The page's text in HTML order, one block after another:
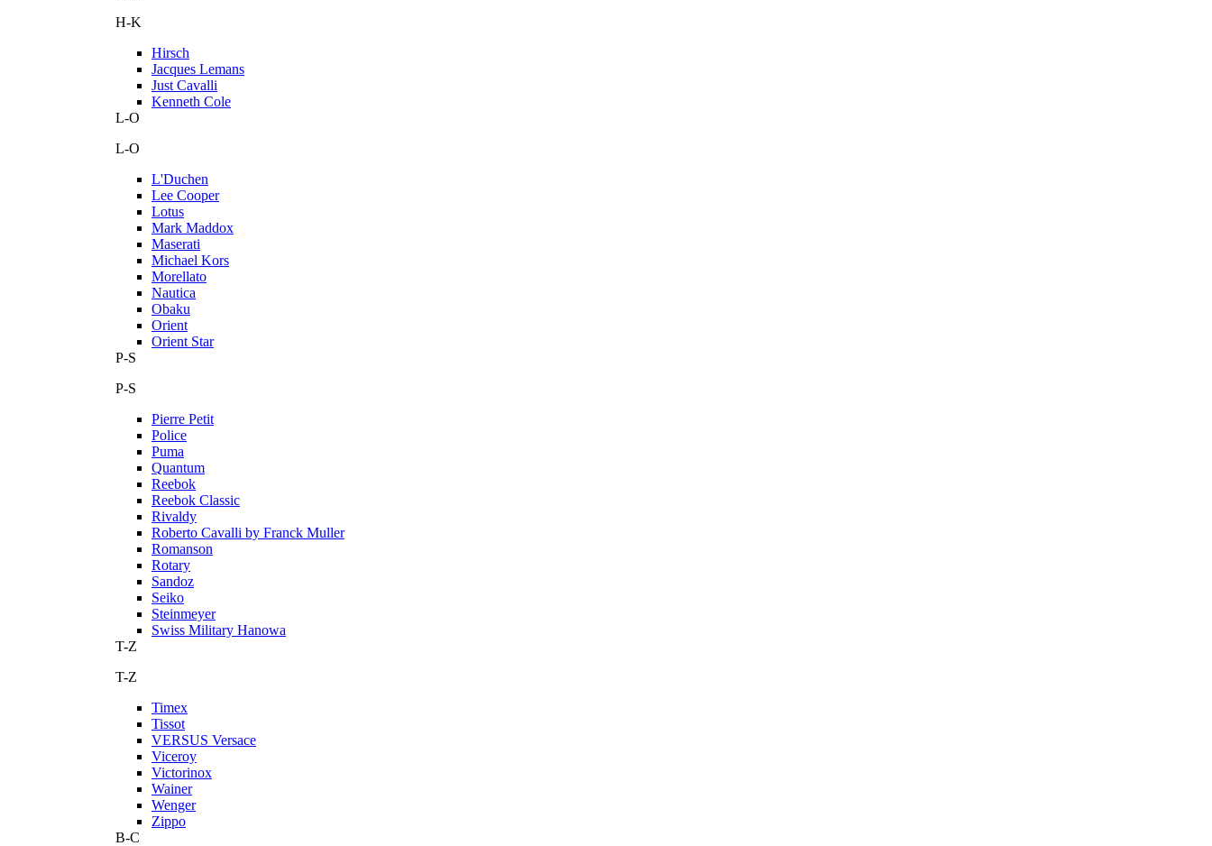
H-K
Hirsch
Jacques Lemans
Just Cavalli
Kenneth Cole
L-O
L-O
L'Duchen
Lee Cooper
Lotus
Mark Maddox
Maserati
Michael Kors
Morellato
Nautica
Obaku
Orient
Orient Star
P-S
P-S
Pierre Petit
Police
Puma
Quantum
Reebok
Reebok Classic
Rivaldy
Roberto Cavalli by Franck Muller
Romanson
Rotary
Sandoz
Seiko
Steinmeyer
Swiss Military Hanowa
T-Z
T-Z
Timex
Tissot
VERSUS Versace
Viceroy
Victorinox
Wainer
Wenger
Zippo
В-С